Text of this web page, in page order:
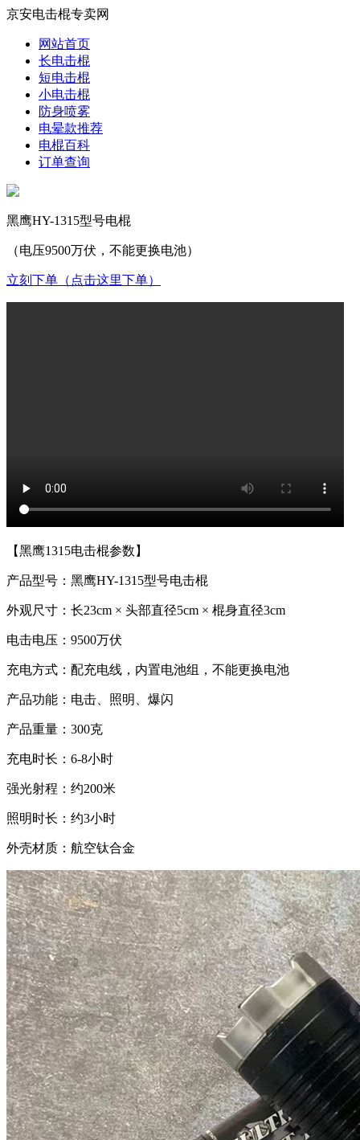
京安电击棍专卖网
网站首页
长电击棍
短电击棍
小电击棍
防身喷雾
电晕款推荐
电棍百科
订单查询
黑鹰HY-1315型号电棍
（电压9500万伏，不能更换电池）
立刻下单（点击这里下单）
【黑鹰1315电击棍参数】
产品型号：黑鹰HY-1315型号电击棍
外观尺寸：长23cm × 头部直径5cm × 棍身直径3cm
电击电压：9500万伏
充电方式：配充电线，内置电池组，不能更换电池
产品功能：电击、照明、爆闪
产品重量：300克
充电时长：6-8小时
强光射程：约200米
照明时长：约3小时
外壳材质：航空钛合金